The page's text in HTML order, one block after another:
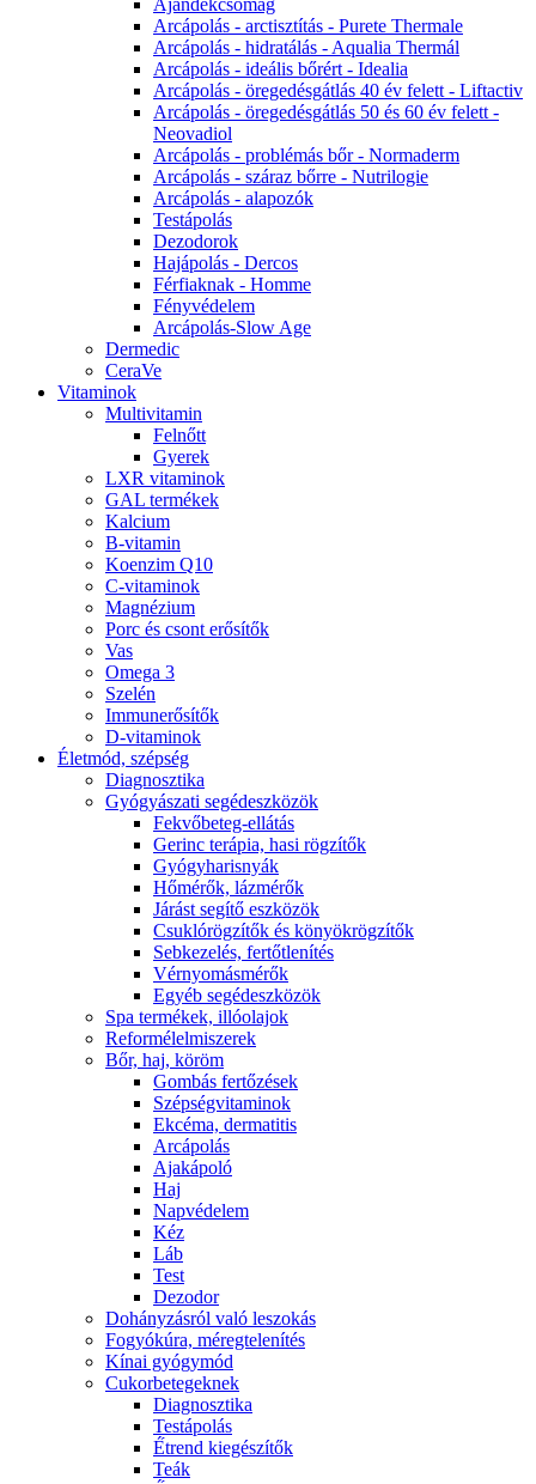
Ajándékcsomag
Arcápolás - arctisztítás - Purete Thermale
Arcápolás - hidratálás - Aqualia Thermál
Arcápolás - ideális bőrért - Idealia
Arcápolás - öregedésgátlás 40 év felett - Liftactiv
Arcápolás - öregedésgátlás 50 és 60 év felett -
Neovadiol
Arcápolás - problémás bőr - Normaderm
Arcápolás - száraz bőrre - Nutrilogie
Arcápolás - alapozók
Testápolás
Dezodorok
Hajápolás - Dercos
Férfiaknak - Homme
Fényvédelem
Arcápolás-Slow Age
Dermedic
CeraVe
Vitaminok
Multivitamin
Felnőtt
Gyerek
LXR vitaminok
GAL termékek
Kalcium
B-vitamin
Koenzim Q10
C-vitaminok
Magnézium
Porc és csont erősítők
Vas
Omega 3
Szelén
Immunerősítők
D-vitaminok
Életmód, szépség
Diagnosztika
Gyógyászati segédeszközök
Fekvőbeteg-ellátás
Gerinc terápia, hasi rögzítők
Gyógyharisnyák
Hőmérők, lázmérők
Járást segítő eszközök
Csuklórögzítők és könyökrögzítők
Sebkezelés, fertőtlenítés
Vérnyomásmérők
Egyéb segédeszközök
Spa termékek, illóolajok
Reformélelmiszerek
Bőr, haj, köröm
Gombás fertőzések
Szépségvitaminok
Ekcéma, dermatitis
Arcápolás
Ajakápoló
Haj
Napvédelem
Kéz
Láb
Test
Dezodor
Dohányzásról való leszokás
Fogyókúra, méregtelenítés
Kínai gyógymód
Cukorbetegeknek
Diagnosztika
Testápolás
É́trend kiegészítők
Teák